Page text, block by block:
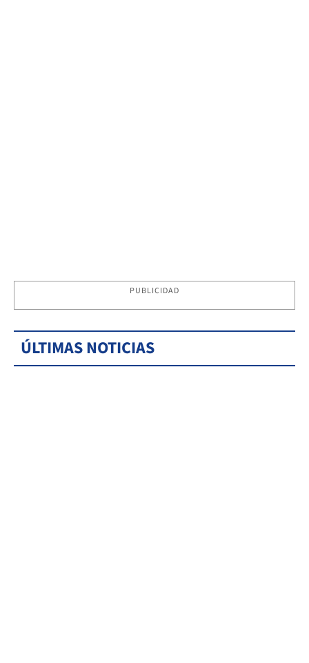
PUBLICIDAD
ÚLTIMAS NOTICIAS